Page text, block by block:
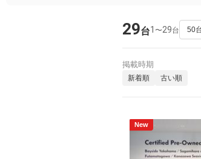
29台1 〜29台
掲載時期
新着順 古い順
New